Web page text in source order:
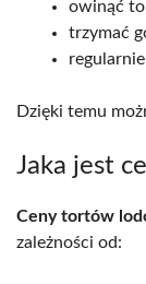
owinąć
trzymać
Dzięki temu
Jaka jest
Ceny tortów
zależności od: